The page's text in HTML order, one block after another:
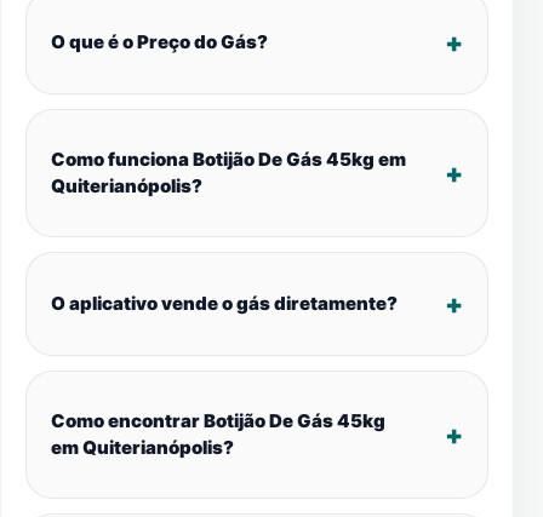
O que é o Preço do Gás?
Como funciona Botijão De Gás 45kg em
Quiterianópolis?
O aplicativo vende o gás diretamente?
Como encontrar Botijão De Gás 45kg
em Quiterianópolis?